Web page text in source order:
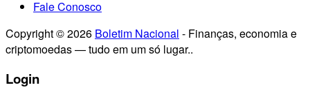
Fale Conosco
Copyright © 2026 Boletim Nacional - Finanças, economia e
criptomoedas — tudo em um só lugar..
Login